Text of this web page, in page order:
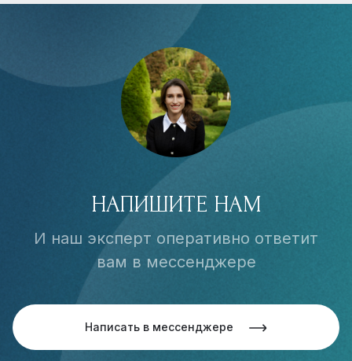
НАПИШИТЕ НАМ
И наш эксперт оперативно ответит
вам в мессенджере
Написать в мессенджере